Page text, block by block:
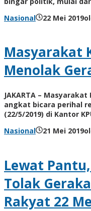
Nasional
22 Mei 2019
Masyarakat
Menolak
JAKARTA –
angkat bicara perihal
(22/5/2019) di Kantor
Nasional
21 Mei 2019
Lewat
Tolak
Rakyat 22